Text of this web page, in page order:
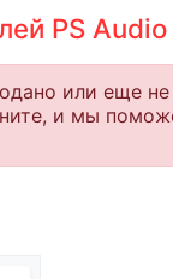
PS Audio
или еще
и мы